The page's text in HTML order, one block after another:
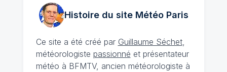
Histoire du site MétéoParis
Ce site a été créé par Guillaume Séchet,
météorologiste passionné et présentateur
météo à BFMTV, ancien météorologiste à